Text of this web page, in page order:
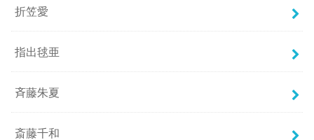
折笠愛
指出毬亜
斉藤朱夏
斎藤千和